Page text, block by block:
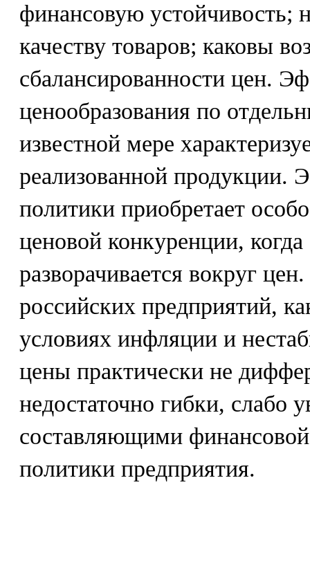
финансовую устойчивость;
качеству товаров; каковы
сбалансированности цен.
ценообразования по
известной мере
реализованной продукции.
политики приобретает
ценовой конкуренции, когда
разворачивается вокруг
российских предприятий,
условиях инфляции и
цены практически не
недостаточно гибки, слабо
составляющими
политики предприятия.